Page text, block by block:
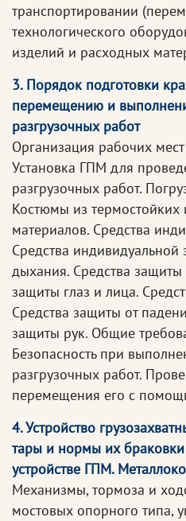
транспортировании
технологического
изделий и расходных
3. Порядок подготовки
перемещению и
разгрузочных работ
Организация рабочих
Установка ГПМ для
разгрузочных работ.
Костюмы из термостойких
материалов. Средства
Средства
дыхания. Средства защиты
защиты глаз и лица.
Средства защиты от
защиты рук. Общие
Безопасность при
разгрузочных работ.
перемещения его с
4. Устройство
тары и нормы их
устройстве ГПМ.
Механизмы, тормоза и
мостовых опорного типа,